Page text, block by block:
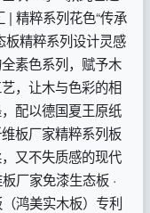
| 精粹系列花色“传承
板精粹系列设计灵感
素色系列，赋予木
，让木与色彩的相
配以德国夏王原纸
板厂家精粹系列板
又不失质感的现代
厂家免漆生态板 ·
鸿美实木板）专利